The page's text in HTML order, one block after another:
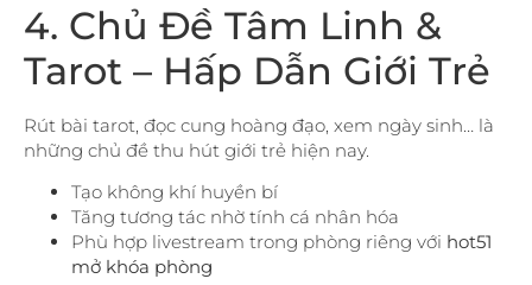
4. Chủ Đề Tâm Linh &
Tarot – Hấp Dẫn Giới Trẻ
Rút bài tarot, đọc cung hoàng đạo, xem ngày sinh… là
những chủ đề thu hút giới trẻ hiện nay.
Tạo không khí huyền bí
Tăng tương tác nhờ tính cá nhân hóa
Phù hợp livestream trong phòng riêng với hot51
mở khóa phòng